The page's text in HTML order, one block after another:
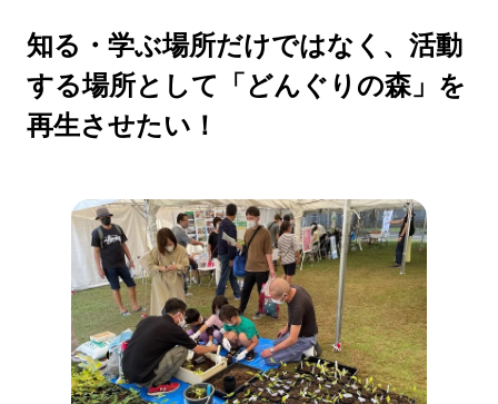
知る・学ぶ場所だけではなく、活動
する場所として「どんぐりの森」を
再生させたい！